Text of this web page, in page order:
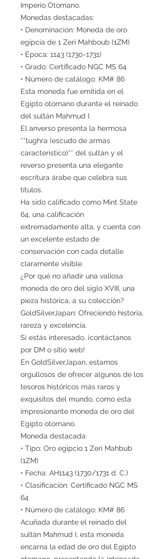
Imperio Otomano.
Monedas destacadas:
• Denominación: Moneda de oro
egipcia de 1 Zeri Mahboub (1ZM)
• Época: 1143 (1730-1731)
• Grado: Certificado NGC MS 64
• Número de catálogo: KM# 86
Esta moneda fue emitida en el
Egipto otomano durante el reinado
del sultán Mahmud I.
El anverso presenta la hermosa
**tughra (escudo de armas
característico)** del sultán y el
reverso presenta una elegante
escritura árabe que celebra sus
títulos.
Ha sido calificado como Mint State
64, una calificación
extremadamente alta, y cuenta con
un excelente estado de
conservación con cada detalle
claramente visible.
¿Por qué no añadir una valiosa
moneda de oro del siglo XVIII, una
pieza histórica, a su colección?
GoldSilverJapan: Ofreciendo historia,
rareza y excelencia.
Si estás interesado, ¡contáctanos
por DM o sitio web!
En GoldSilverJapan, estamos
orgullosos de ofrecer algunos de los
tesoros históricos más raros y
exquisitos del mundo, como esta
impresionante moneda de oro del
Egipto otomano.
Moneda destacada:
• Tipo: Oro egipcio 1 Zeri Mahbub
(1ZM)
• Fecha: AH1143 (1730/1731 d. C.)
• Clasificación: Certificado NGC MS
64
• Número de catálogo: KM# 86
Acuñada durante el reinado del
sultán Mahmud I, esta moneda
encarna la edad de oro del Egipto